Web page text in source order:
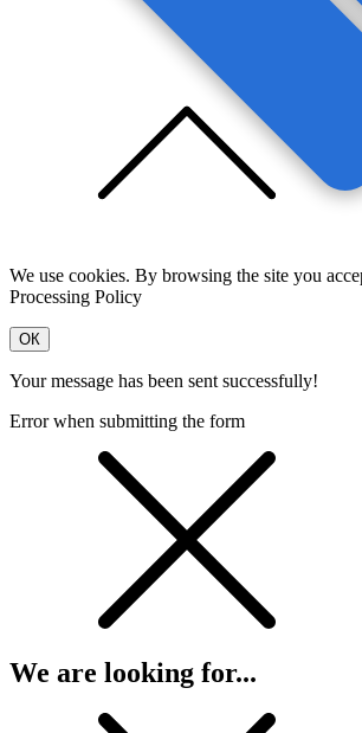
We use cookies. By browsing the site you
Processing Policy
OК
Your message has been sent successfully!
Error when submitting the form
We are looking for...